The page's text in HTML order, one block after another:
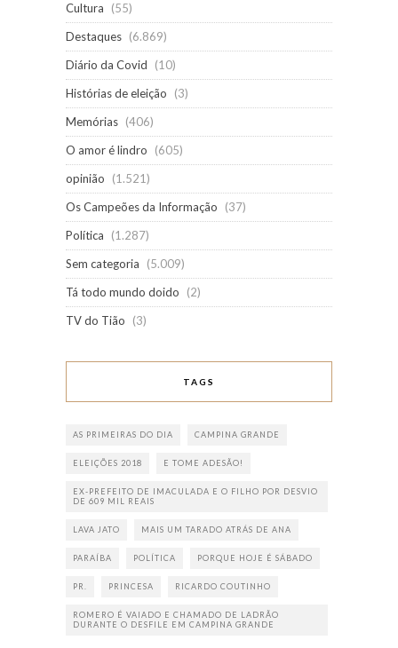
Cultura
(55)
Destaques (6.869)
Diário da Covid
(10)
Histórias de eleição
(3)
Memórias (406)
O amor é lindro
(605)
opinião
(1.521)
Os Campeões da Informação
(37)
Política
(1.287)
Sem categoria
(5.009)
Tá todo mundo doido
(2)
TV do Tião
(3)
TAGS
AS PRIMEIRAS DO DIA CAMPINA GRANDE
ELEIÇÕES 2018 E TOME ADESÃO!
EX-PREFEITO DE IMACULADA E O FILHO POR DESVIO
DE 609 MIL REAIS
LAVA JATO MAIS UM TARADO ATRÁS DE ANA
PARAÍBA POLÍTICA PORQUE HOJE É SÁBADO
PR. PRINCESA RICARDO COUTINHO
ROMERO É VAIADO E CHAMADO DE LADRÃO
DURANTE O DESFILE EM CAMPINA GRANDE